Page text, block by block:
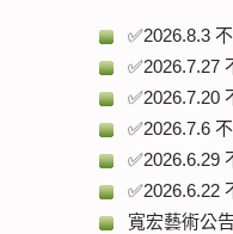
✅2026.8.3
✅2026.7.27
✅2026.7.20
✅2026.7.6
✅2026.6.29
✅2026.6.22
寬宏藝術公